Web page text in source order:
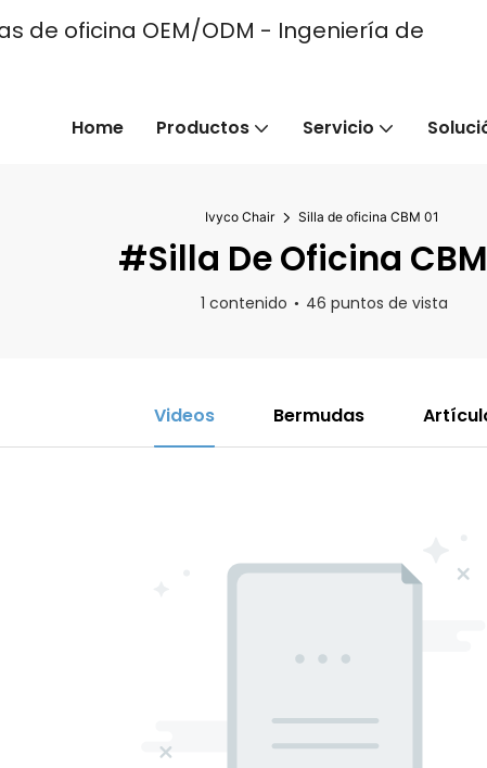
de oficina OEM/ODM - Ingeniería de
Home Productos Servicio
Ivyco Chair Silla de oficina CBM 01
#Silla De Oficina
1 contenido 46 puntos de vista
Videos Bermudas